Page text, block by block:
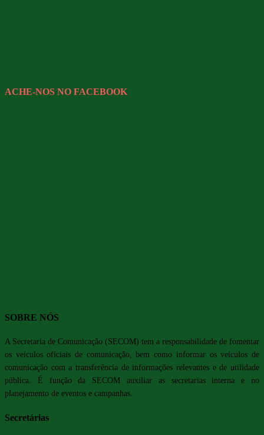
ACHE-NOS NO FACEBOOK
SOBRE NÓS
A Secretaria de Comunicação (SECOM) tem a responsabilidade de fomentar
os veículos oficiais de comunicação, bem como informar os veículos de
comunicação com a transferência de informações relevantes e de utilidade
pública. É função da SECOM auxiliar as secretarias interna e no
planejamento de eventos e campanhas.
Secretárias